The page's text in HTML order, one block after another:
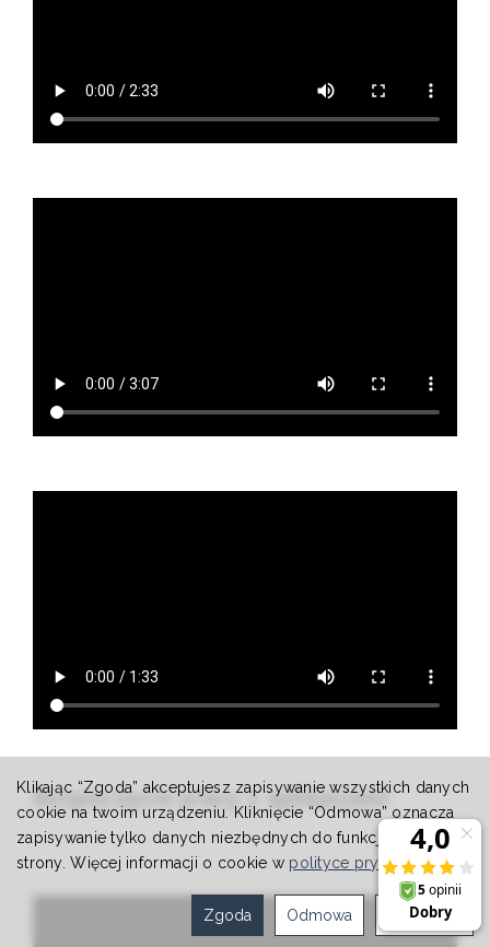
Rozpoczęcie pracy z aplikacjami
Klikając “Zgoda” akceptujesz zapisywanie wszystkich danych
cookie na twoim urządzeniu. Kliknięcie “Odmowa” oznacza
zapisywanie tylko danych niezbędnych do funkcjonowania
strony. Więcej informacji o cookie w polityce prywatności.
Ustawienia
Odmowa
Zgoda